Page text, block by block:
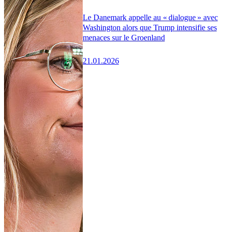
Le Danemark appelle au « dialogue » avec
Washington alors que Trump intensifie ses
menaces sur le Groenland
21.01.2026